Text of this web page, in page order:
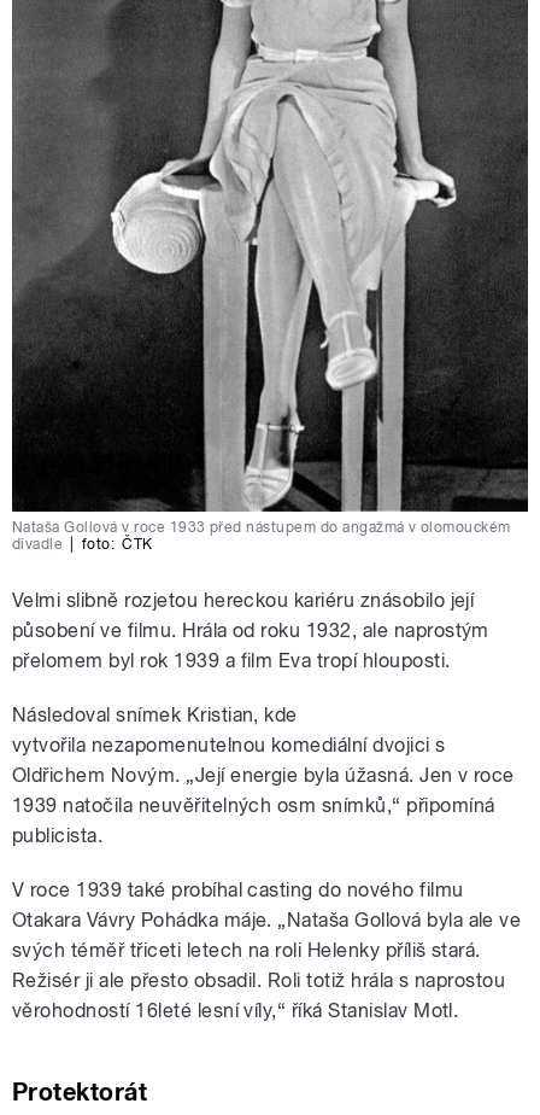
Nataša Gollová v roce 1933 před nástupem do angažmá v olomouckém
divadle
foto: ČTK
Velmi slibně rozjetou hereckou kariéru znásobilo její
působení ve filmu. Hrála od roku 1932, ale naprostým
přelomem byl rok 1939 a film Eva tropí hlouposti.
Následoval snímek Kristian, kde
vytvořila nezapomenutelnou komediální dvojici s
Oldřichem Novým. „Její energie byla úžasná. Jen v roce
1939 natočila neuvěřitelných osm snímků,“ připomíná
publicista.
V roce 1939 také probíhal casting do nového filmu
Otakara Vávry Pohádka máje. „Nataša Gollová byla ale ve
svých téměř třiceti letech na roli Helenky příliš stará.
Režisér ji ale přesto obsadil. Roli totiž hrála s naprostou
věrohodností 16leté lesní víly,“ říká Stanislav Motl.
Protektorát